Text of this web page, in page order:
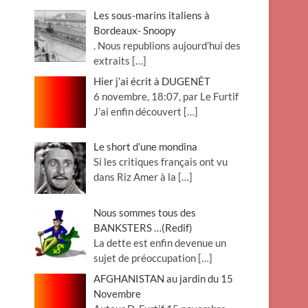
Les sous-marins italiens à
Bordeaux- Snoopy
. Nous republions aujourd’hui des
extraits […]
Hier j’ai écrit à DUGENÊT
6 novembre, 18:07, par Le Furtif
J’ai enfin découvert […]
Le short d’une mondina
Si les critiques français ont vu
dans Riz Amer à la […]
Nous sommes tous des
BANKSTERS …(Redif)
La dette est enfin devenue un
sujet de préoccupation […]
AFGHANISTAN au jardin du 15
Novembre